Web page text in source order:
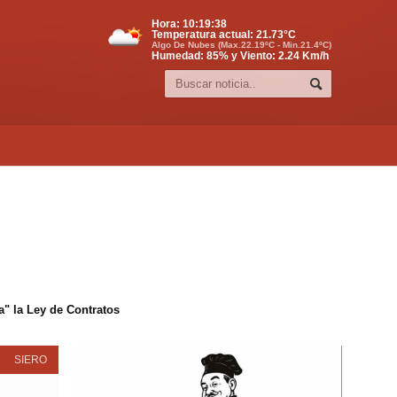
Hora: 10:19:39
Temperatura actual: 21.73°C
Algo De Nubes (Max.22.19ºC - Min.21.4ºC)
Humedad: 85% y Viento: 2.24 Km/h
la Ley de Contratos
SIERO